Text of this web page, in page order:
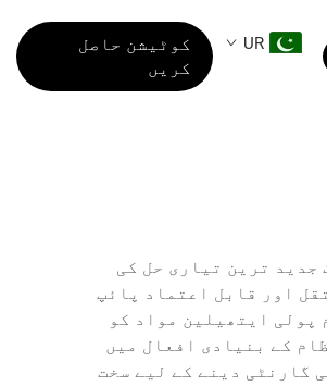
UR
کوٹیشن حاصل
کریں
جدید ترین تیاری حل کی
اور قابل اعتماد پائپ
پولی ایتھیلین مواد کو
کے بنیادی افعال میں
گارنٹی دینے کے لیے سخت